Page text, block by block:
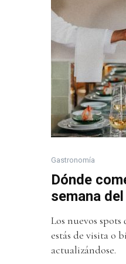
Gastronomía
Dónde
semana
Los nuevos
estás de visita o
actualizándose.